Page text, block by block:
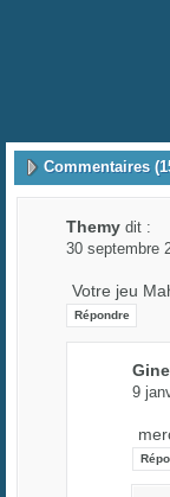
Commentaires
Themy dit :
30 septembre
Votre jeu
Répondre
9